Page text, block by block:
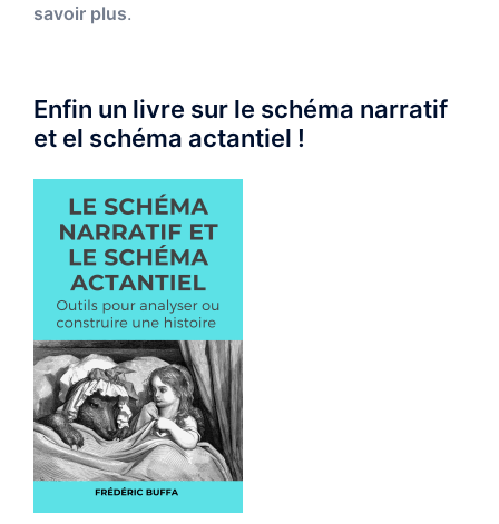
savoir plus.
Enfin un livre sur le schéma narratif
et el schéma actantiel !